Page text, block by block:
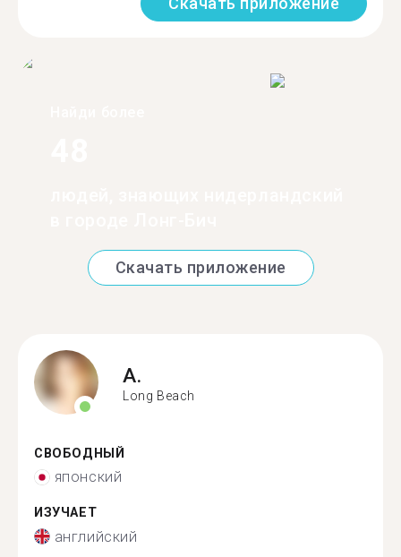
Скачать приложение
A.
Long Beach
СВОБОДНЫЙ
японский
ИЗУЧАЕТ
английский